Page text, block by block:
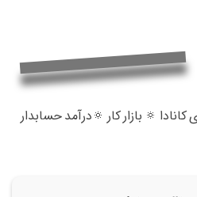
🔅 بازار کار 🔅درآمد حسابدار